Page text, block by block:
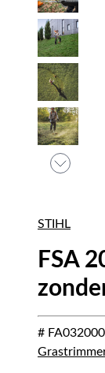
STIHL
FSA
#